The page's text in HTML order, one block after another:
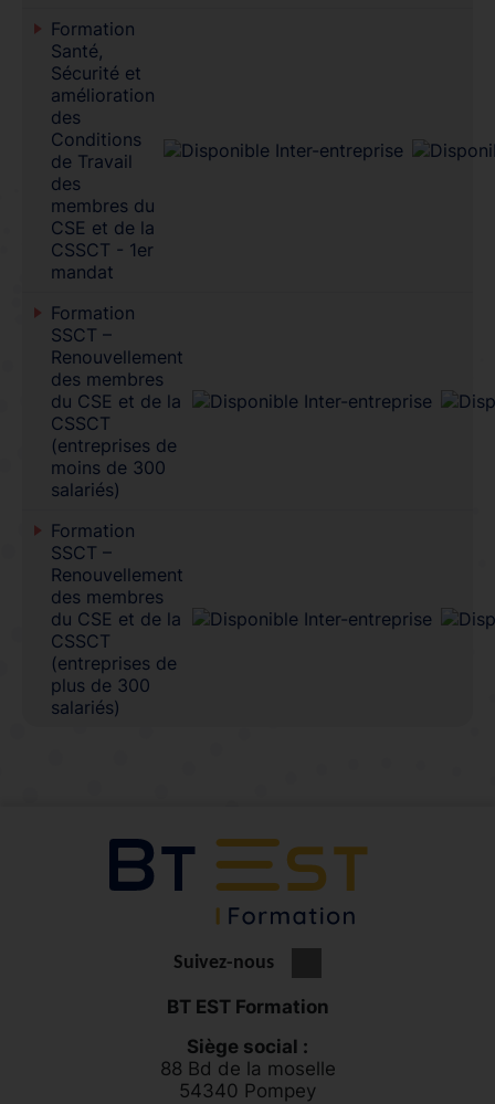
Formation
Santé,
Sécurité et
amélioration
des
Conditions
de Travail
des
membres du
CSE et de la
CSSCT - 1er
mandat
Formation
SSCT –
Renouvellement
des membres
du CSE et de la
CSSCT
(entreprises de
moins de 300
salariés)
Formation
SSCT –
Renouvellement
des membres
du CSE et de la
CSSCT
(entreprises de
plus de 300
salariés)
Suivez-nous
BT EST Formation
Siège social :
88 Bd de la moselle
54340 Pompey